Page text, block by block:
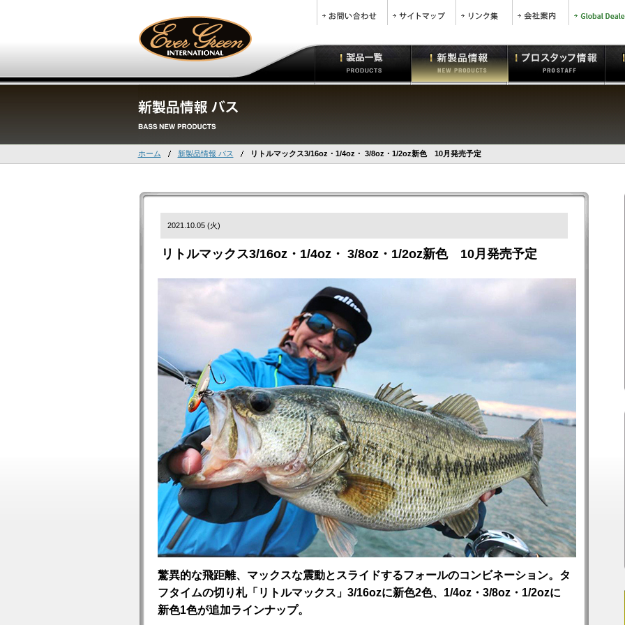
ホーム 新製品情報 バス リトルマックス3/16oz・1/4oz・ 3/8oz・1/2oz新色 10月発売予定
2021.10.05 (火)
リトルマックス3/16oz・1/4oz・ 3/8oz・1/2oz新色 10月発売予定
驚異的な飛距離、マックスな震動とスライドするフォールのコンビネーション。タ
フタイムの切り札「リトルマックス」3/16ozに新色2色、1/4oz・3/8oz・1/2ozに
新色1色が追加ラインナップ。